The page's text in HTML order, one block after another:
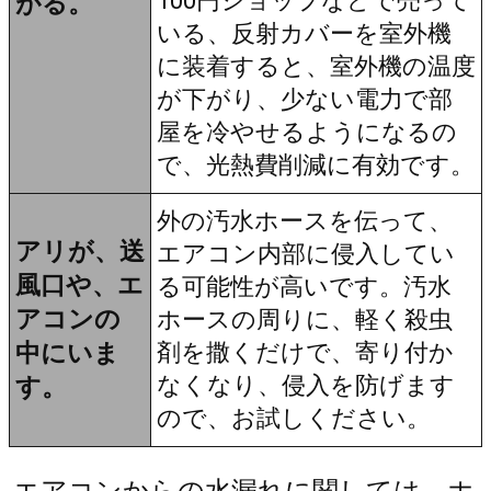
いる、反射カバーを室外機
に装着すると、室外機の温度
が下がり、少ない電力で部
屋を冷やせるようになるの
で、光熱費削減に有効です。
アリが、送
風口や、エ
アコンの
中にいま
す。
外の汚水ホースを伝って、
エアコン内部に侵入してい
る可能性が高いです。汚水
ホースの周りに、軽く殺虫
剤を撒くだけで、寄り付か
なくなり、侵入を防げます
ので、お試しください。